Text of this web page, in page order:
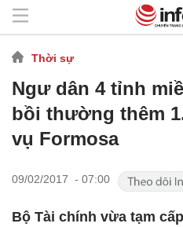
Thời sự
Ngư dân 4 tỉnh
bồi thường thêm
vụ Formosa
09/02/2017 - 07:00
Bộ Tài chính vừa tạm